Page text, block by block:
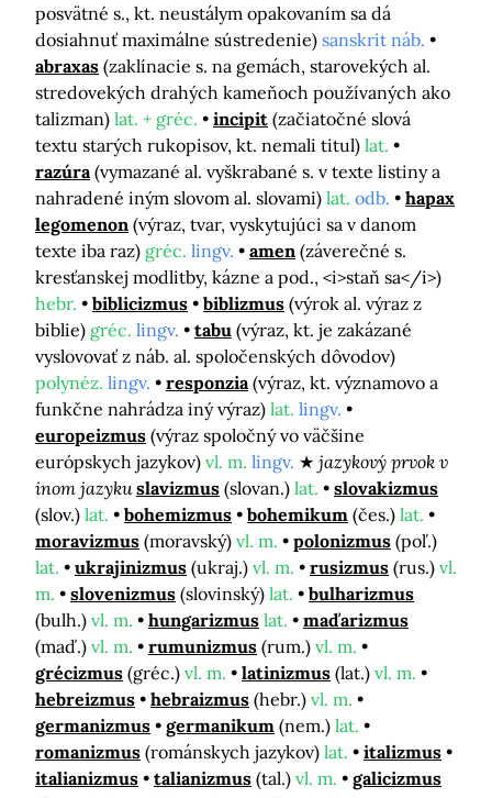
posvätné s., kt. neustálym opakovaním sa dá
dosiahnuť maximálne sústredenie) sanskrit náb.
abraxas (zaklínacie s. na gemách, starovekých al.
stredovekých drahých kameňoch používaných ako
talizman) lat. + gréc. incipit (začiatočné slová
textu starých rukopisov, kt. nemali titul) lat.
razúra (vymazané al. vyškrabané s. v texte listiny a
nahradené iným slovom al. slovami) lat. odb.
hapax
legomenon (výraz, tvar, vyskytujúci sa v danom
texte iba raz) gréc. lingv. amen (záverečné s.
kresťanskej modlitby, kázne a pod., <i>staň sa</i>)
hebr.
biblicizmus biblizmus (výrok al. výraz z
biblie) gréc. lingv. tabu (výraz, kt. je zakázané
vyslovovať z náb. al. spoločenských dôvodov)
polynéz. lingv. responzia (výraz, kt. významovo a
funkčne nahrádza iný výraz) lat. lingv.
europeizmus (výraz spoločný vo väčšine
európskych jazykov) vl. m. lingv.
jazykový prvok v
inom jazyku slavizmus (slovan.) lat.
slovakizmus
(slov.) lat. bohemizmus bohemikum (čes.) lat.
moravizmus (moravský) vl. m. polonizmus (poľ.)
lat.
ukrajinizmus (ukraj.) vl. m. rusizmus (rus.) vl.
m.
slovenizmus (slovinský) lat.
bulharizmus
(bulh.) vl. m. hungarizmus lat.
maďarizmus
(maď.) vl. m. rumunizmus (rum.) vl. m.
grécizmus (gréc.) vl. m. latinizmus (lat.) vl. m.
hebreizmus
hebraizmus (hebr.) vl. m.
germanizmus
germanikum (nem.) lat.
romanizmus (románskych jazykov) lat.
italizmus
italianizmus
talianizmus (tal.) vl. m.
galicizmus